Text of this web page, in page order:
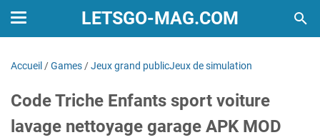
LETSGO-MAG.COM
Accueil /Games /Jeux grand publicJeux de simulation
Code Triche Enfants sport voiture
lavage nettoyage garage APK MOD